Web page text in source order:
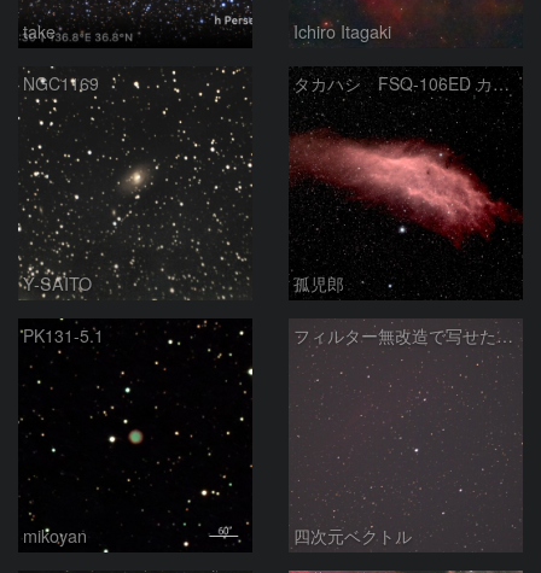
take Ichiro Itagaki
NGC1169
Y-SAITO
タカハシ FSQ-106ED カリフォルニア星雲
孤児郎
PK131-5.1
mikoyan
フィルター無改造で写せたカリフォルニア星雲
四次元ベクトル